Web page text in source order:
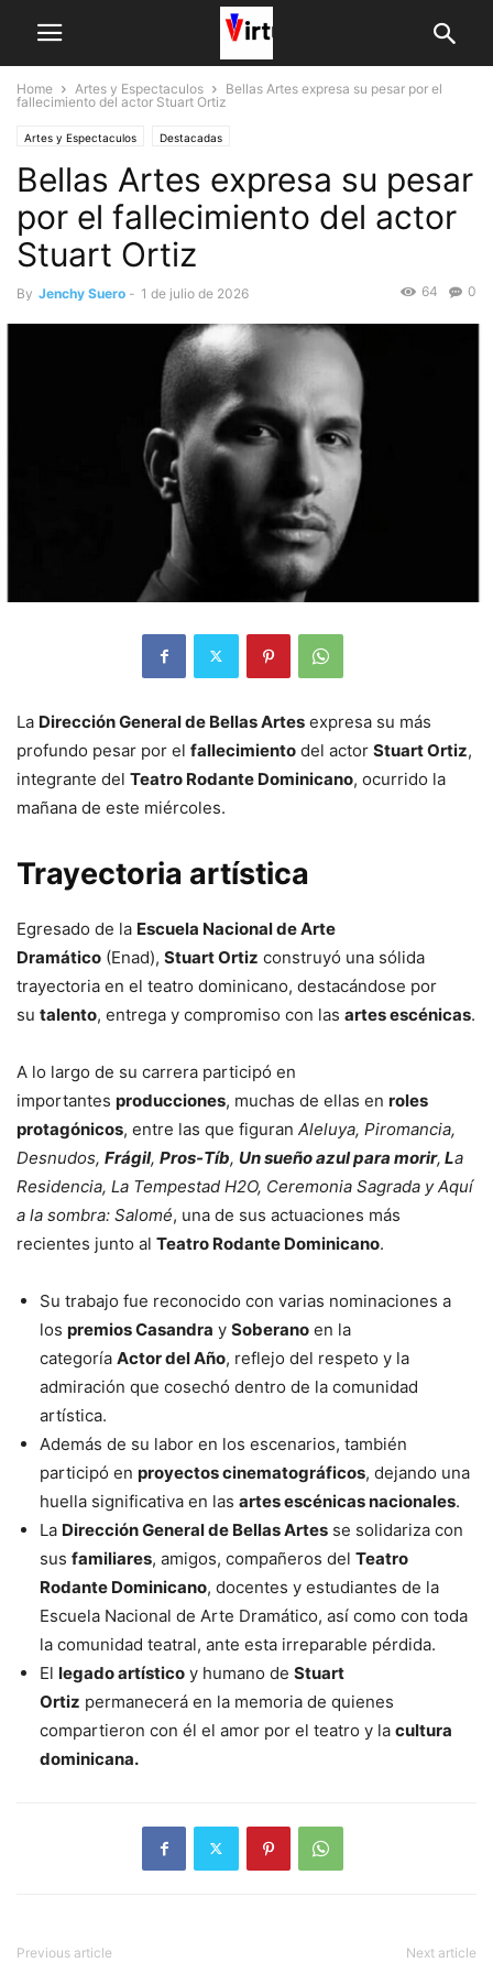
Home Artes y Espectaculos
Bellas Artes expresa su pesar por el
fallecimiento del actor Stuart Ortiz
Artes y Espectaculos Destacadas
Bellas Artes expresa su pesar
por el fallecimiento del actor
Stuart Ortiz
By Jenchy Suero - 1 de julio de 2026 0
64
La Dirección General de Bellas Artes expresa su más
profundo pesar por el fallecimiento del actor Stuart Ortiz,
integrante del Teatro Rodante Dominicano, ocurrido la
mañana de este miércoles.
Trayectoria artística
Egresado de la Escuela Nacional de Arte
Dramático (Enad), Stuart Ortiz construyó una sólida
trayectoria en el teatro dominicano, destacándose por
su talento, entrega y compromiso con las artes escénicas.
A lo largo de su carrera participó en
importantes producciones, muchas de ellas en roles
protagónicos, entre las que figuran Aleluya, Piromancia,
Desnudos, Frágil, Pros-Tíb, Un sueño azul para morir, La
Residencia, La Tempestad H2O, Ceremonia Sagrada y Aquí
a la sombra: Salomé, una de sus actuaciones más
recientes junto al Teatro Rodante Dominicano.
Su trabajo fue reconocido con varias nominaciones a
los premios Casandra y Soberano en la
categoría Actor del Año, reflejo del respeto y la
admiración que cosechó dentro de la comunidad
artística.
Además de su labor en los escenarios, también
participó en proyectos cinematográficos, dejando una
huella significativa en las artes escénicas nacionales.
La Dirección General de Bellas Artes se solidariza con
sus familiares, amigos, compañeros del Teatro
Rodante Dominicano, docentes y estudiantes de la
Escuela Nacional de Arte Dramático, así como con toda
la comunidad teatral, ante esta irreparable pérdida.
El legado artístico y humano de Stuart
Ortiz permanecerá en la memoria de quienes
compartieron con él el amor por el teatro y la cultura
dominicana.
Previous article Next article